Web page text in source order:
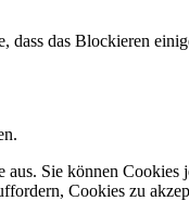
dass das Blockieren
Sie können Cookies
Cookies zu